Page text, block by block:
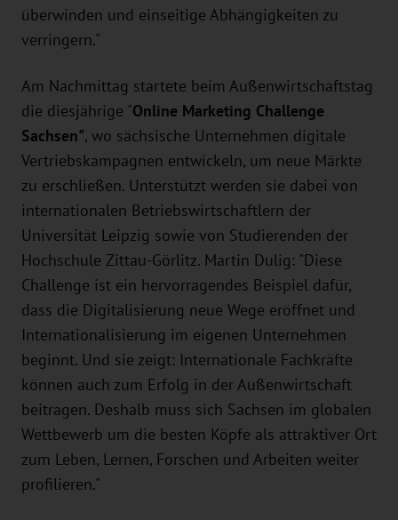
überwinden und einseitige Abhängigkeiten zu
verringern."
Am Nachmittag startete beim Außenwirtschaftstag
die diesjährige "Online Marketing Challenge
Sachsen", wo sächsische Unternehmen digitale
Vertriebskampagnen entwickeln, um neue Märkte
zu erschließen. Unterstützt werden sie dabei von
internationalen Betriebswirtschaftlern der
Universität Leipzig sowie von Studierenden der
Hochschule Zittau-Görlitz. Martin Dulig: "Diese
Challenge ist ein hervorragendes Beispiel dafür,
dass die Digitalisierung neue Wege eröffnet und
Internationalisierung im eigenen Unternehmen
beginnt. Und sie zeigt: Internationale Fachkräfte
können auch zum Erfolg in der Außenwirtschaft
beitragen. Deshalb muss sich Sachsen im globalen
Wettbewerb um die besten Köpfe als attraktiver Ort
zum Leben, Lernen, Forschen und Arbeiten weiter
profilieren."